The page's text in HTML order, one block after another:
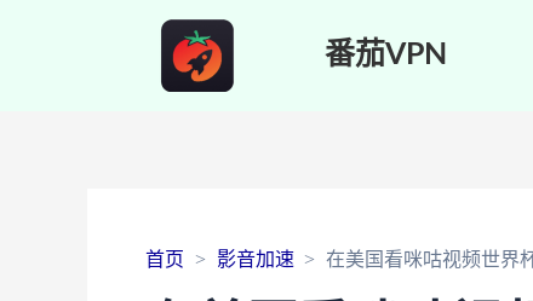
番茄VPN
首页 影音加速 在美国看咪咕视频世界